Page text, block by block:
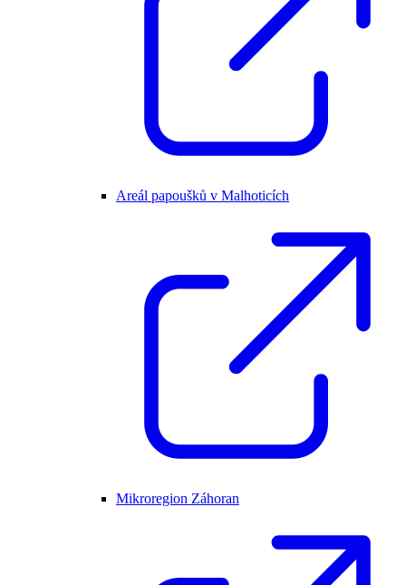
Areál papoušků v Malhoticích
Mikroregion Záhoran